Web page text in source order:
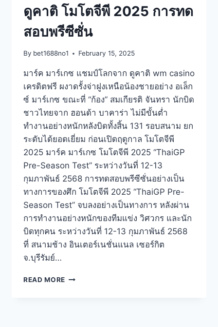
ดูคาติ โมโตจีพี 2025 การทด
สอบพรีซีซั่น
By bet1688no1 February 15, 2025
มาร์ค มาร์เกซ แชมป์โลกจาก ดูคาติ wm casino
เครดิตฟรี ผงาดรั้งจ่าฝูงเหนือน้องชายอย่าง อเล็ก
ซ์ มาร์เกซ ขณะที่ “ก้อง” สมเกียรติ จันทรา นักบิด
ชาวไทยจาก ฮอนด้า บาคาร่า ไม่มีขั้นต่ำ
ทำงานอย่างหนักหลังบิดทั้งสิ้น 131 รอบสนาม ยก
ระดับได้ยอดเยี่ยม ก่อนเปิดฤดูกาล โมโตจีพี
2025 มาร์ค มาร์เกซ โมโตจีพี 2025 “ThaiGP
Pre-Season Test” ระหว่างวันที่ 12-13
กุมภาพันธ์ 2568 การทดสอบพรีซีซั่นอย่างเป็น
ทางการของศึก โมโตจีพี 2025 “ThaiGP Pre-
Season Test” จบลงอย่างเป็นทางการ หลังผ่าน
การทำงานอย่างหนักของทีมแข่ง วิศวกร และนัก
บิดทุกคน ระหว่างวันที่ 12-13 กุมภาพันธ์ 2568
ที่ สนามช้าง อินเตอร์เนชั่นแนล เซอร์กิต
จ.บุรีรัมย์…
READ MORE